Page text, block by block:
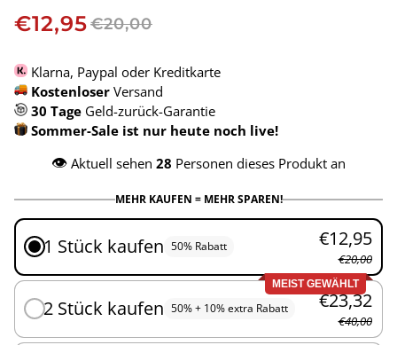
€12,95€20,00
Klarna, Paypal oder Kreditkarte
Kostenloser Versand
30 Tage Geld-zurück-Garantie
Sommer-Sale ist nur heute noch live!
👁️ Aktuell sehen 28 Personen dieses Produkt an
MEHR KAUFEN = MEHR SPAREN!
1 Stück kaufen 50% Rabatt €12,95
€20,00
MEIST GEWÄHLT
2 Stück kaufen 50% + 10% extra Rabatt €23,32
€40,00